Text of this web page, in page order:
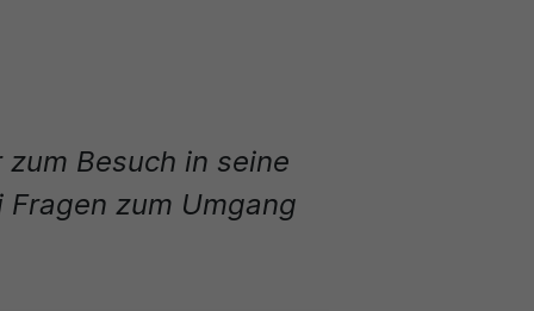
Besuch in seine
zum Umgang